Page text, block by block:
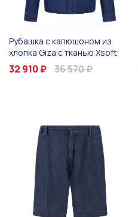
Рубашка с капюшоном из
хлопка Giza с тканью Xsoft
32 910 ₽ 36 570 ₽